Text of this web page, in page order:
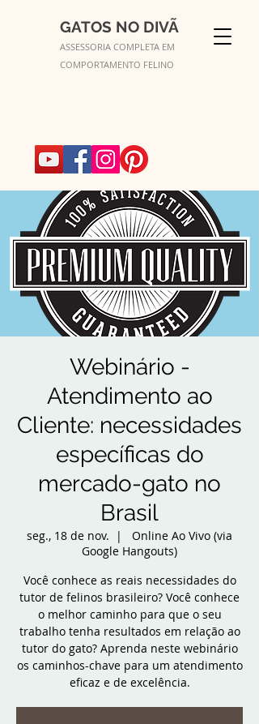
GATOS NO DIVÃ
ASSESSORIA COMPLETA EM
COMPORTAMENTO FELINO
Webinário -
Atendimento ao
Cliente: necessidades
específicas do
mercado-gato no
Brasil
seg., 18 de nov.
  |
Online Ao Vivo (via
Google Hangouts)
Você conhece as reais necessidades do
tutor de felinos brasileiro? Você conhece
o melhor caminho para que o seu
trabalho tenha resultados em relação ao
tutor do gato? Aprenda neste webinário
os caminhos-chave para um atendimento
eficaz e de excelência.